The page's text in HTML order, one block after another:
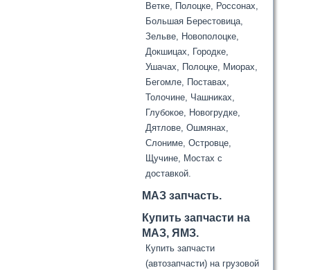
Ветке, Полоцке, Россонах,
Большая Берестовица,
Зельве, Новополоцке,
Докшицах, Городке,
Ушачах, Полоцке, Миорах,
Бегомле, Поставах,
Толочине, Чашниках,
Глубокое, Новогрудке,
Дятлове, Ошмянах,
Слониме, Островце,
Щучине, Мостах с
доставкой.
МАЗ запчасть.
Купить запчасти на
МАЗ, ЯМЗ.
Купить запчасти
(автозапчасти) на грузовой